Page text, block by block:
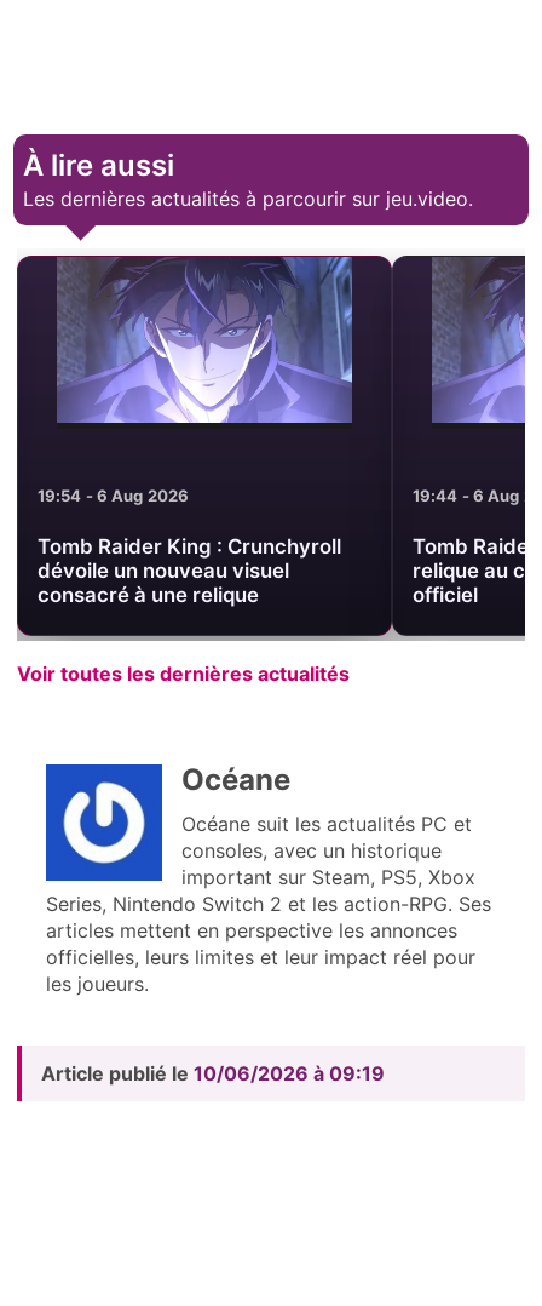
À lire aussi
Les dernières actualités à parcourir sur jeu.video.
19:54 - 6 Aug 2026
Tomb Raider King : Crunchyroll
dévoile un nouveau visuel
consacré à une relique
19:44 - 6 Aug
Tomb
relique au
officiel
Voir toutes les dernières actualités
Océane
Océane suit les actualités PC et
consoles, avec un historique
important sur Steam, PS5, Xbox
Series, Nintendo Switch 2 et les action-RPG. Ses
articles mettent en perspective les annonces
officielles, leurs limites et leur impact réel pour
les joueurs.
Article publié le 10/06/2026 à 09:19